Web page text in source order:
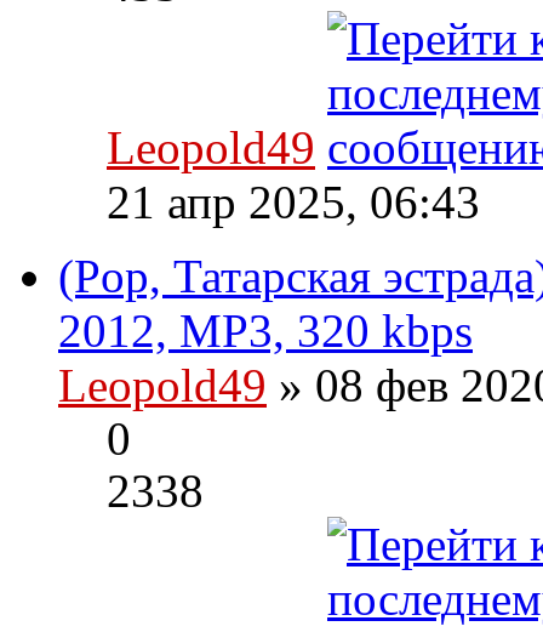
Leopold49
21 апр 2025, 06:43
(Pop, Татарская
2012, MP3, 320 kbps
Leopold49 » 08 фев
0
2338